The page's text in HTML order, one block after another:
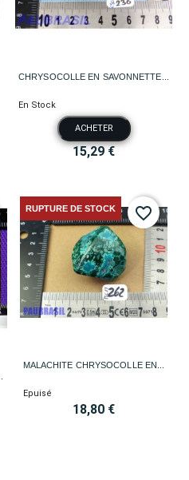
CHRYSOCOLLE EN SAVONNETTE...
En Stock
ACHETER
15,29 €
MALACHITE CHRYSOCOLLE EN...
Epuisé
18,80 €
RUPTURE DE STOCK favorite_border